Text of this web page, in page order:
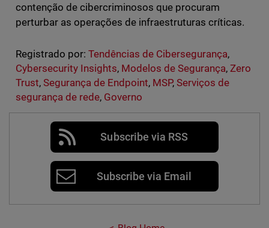
contenção de cibercriminosos que procuram
perturbar as operações de infraestruturas críticas.
Registrado por: Tendências de Cibersegurança,
Cybersecurity Insights, Modelos de Segurança,Zero
Trust, Segurança de Endpoint, MSP,Serviços de
segurança de rede, Governo
Subscribe via RSS
Subscribe via Email